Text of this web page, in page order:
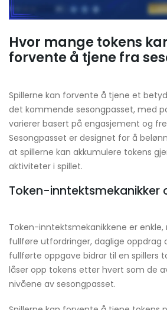
Hvor mange tokens
forvente å tjene fra
Spillerne kan forvente å tjene et
det kommende sesongpasset, med
varierer basert på engasjement og
Sesongpasset er designet for å
at spillerne kan akkumulere tokens
aktiviteter i spillet.
Token-inntektsmekanikker
Token-inntektsmekanikkene er
fullføre utfordringer, daglige oppdrag
fullførte oppgave bidrar til en spillers
låser opp tokens etter hvert som de
nivåene av sesongpasset.